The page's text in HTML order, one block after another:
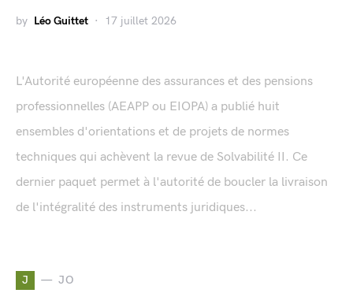
by Léo Guittet 17 juillet 2026
L'Autorité européenne des assurances et des pensions
professionnelles (AEAPP ou EIOPA) a publié huit
ensembles d'orientations et de projets de normes
techniques qui achèvent la revue de Solvabilité II. Ce
dernier paquet permet à l'autorité de boucler la livraison
de l'intégralité des instruments juridiques...
J JO